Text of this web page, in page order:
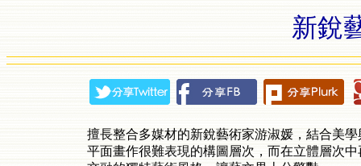
新銳
擅長整合多媒材的新銳藝術家游淑媛，結合美
平面畫作很難表現的構圖層次，而在立體層次